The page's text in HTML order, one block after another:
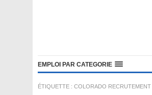
EMPLOI PAR CATEGORIE
ÉTIQUETTE : COLORADO RECRUTEMENT